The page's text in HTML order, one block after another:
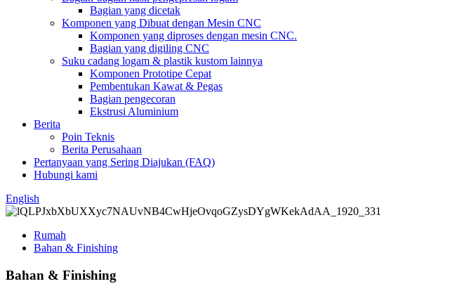
Bagian yang dicetak
Komponen yang Dibuat dengan Mesin CNC
Komponen yang diproses dengan mesin CNC.
Bagian yang digiling CNC
Suku cadang logam & plastik kustom lainnya
Komponen Prototipe Cepat
Pembentukan Kawat & Pegas
Bagian pengecoran
Ekstrusi Aluminium
Berita
Poin Teknis
Berita Perusahaan
Pertanyaan yang Sering Diajukan (FAQ)
Hubungi kami
English
Rumah
Bahan & Finishing
Bahan & Finishing